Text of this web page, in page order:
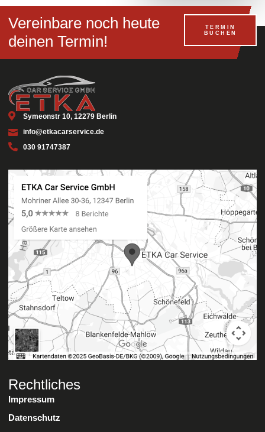
Vereinbare noch heute
deinen Termin!
TERMIN
BUCHEN
Symeonstr 10, 12279 Berlin
info@etkacarservice.de
030 91747387
Rechtliches
Impressum
Datenschutz